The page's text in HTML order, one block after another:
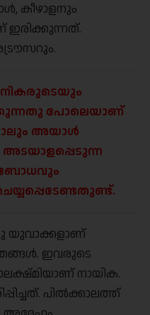
കീഴാളനും
ഇരിക്കുന്നത്.
പോലെയാണ്
അയാള്‍
യുവാക്കളാണ്
ഇവരുടെ
നായിക.
പില്‍ക്കാലത്ത്